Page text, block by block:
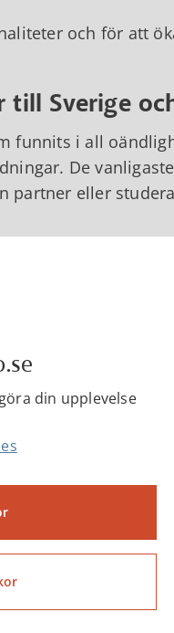
och för att
Sverige
funnits i all
De
partner eller
i Tibro
din upplevelse